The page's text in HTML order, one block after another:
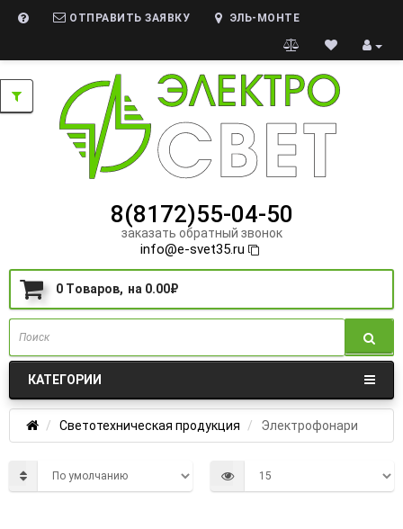
ОТПРАВИТЬ ЗАЯВКУ ЭЛЬ-МОНТЕ
8(8172)55-04-50
заказать обратный звонок
info@e-svet35.ru
0 Tоваров, на 0.00₽
КАТЕГОРИИ
Светотехническая продукция Электрофонари